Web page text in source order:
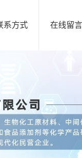
系方式 在线留言